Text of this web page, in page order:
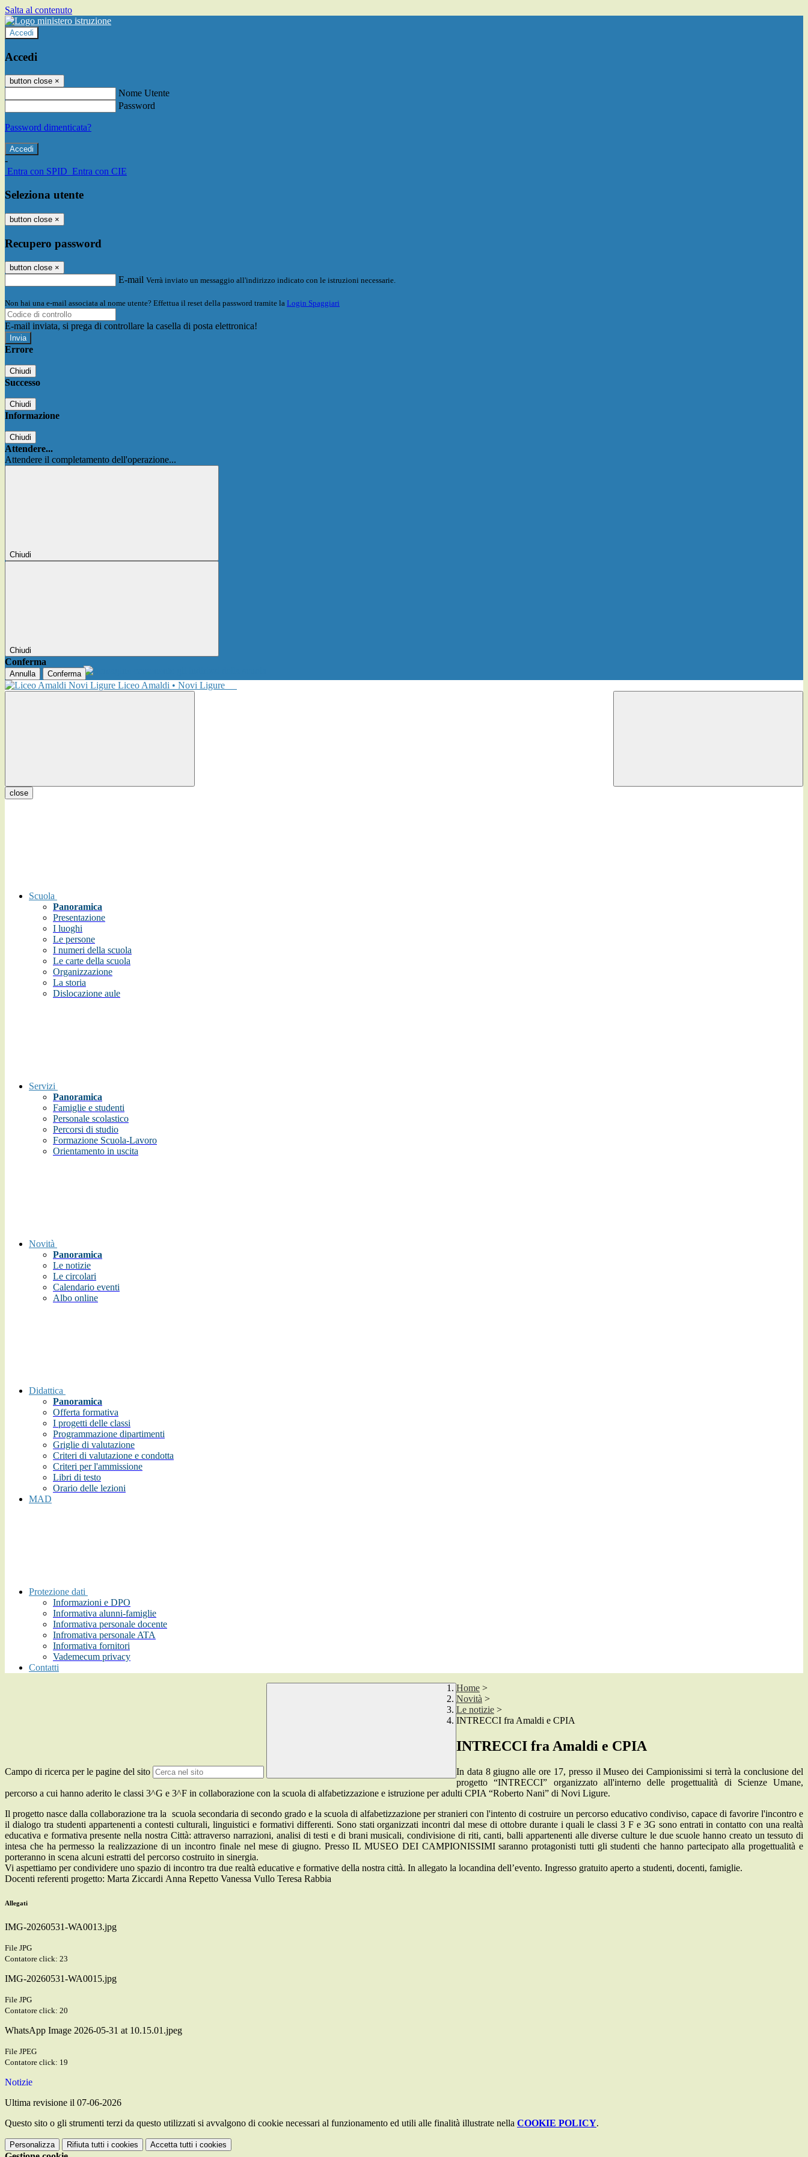
Salta al contenuto
Accedi
Accedi
button close ×
Nome Utente
Password
Password dimenticata?
-
Entra con SPID Entra con CIE
Seleziona utente
button close ×
Recupero password
button close ×
E-mail Verrà inviato un messaggio all'indirizzo indicato con le istruzioni necessarie.
Non hai una e-mail associata al nome utente? Effettua il reset della password tramite la Login Spaggiari
E-mail inviata, si prega di controllare la casella di posta elettronica!
Errore
Chiudi
Successo
Chiudi
Informazione
Chiudi
Attendere...
Attendere il completamento dell'operazione...
Chiudi
Chiudi
Conferma
Annulla Conferma
Liceo Amaldi • Novi Ligure
close
Scuola
Panoramica
Presentazione
I luoghi
Le persone
I numeri della scuola
Le carte della scuola
Organizzazione
La storia
Dislocazione aule
Servizi
Panoramica
Famiglie e studenti
Personale scolastico
Percorsi di studio
Formazione Scuola-Lavoro
Orientamento in uscita
Novità
Panoramica
Le notizie
Le circolari
Calendario eventi
Albo online
Didattica
Panoramica
Offerta formativa
I progetti delle classi
Programmazione dipartimenti
Griglie di valutazione
Criteri di valutazione e condotta
Criteri per l'ammissione
Libri di testo
Orario delle lezioni
MAD
Protezione dati
Informazioni e DPO
Informativa alunni-famiglie
Informativa personale docente
Infromativa personale ATA
Informativa fornitori
Vademecum privacy
Contatti
Campo di ricerca per le pagine del sito
Home >
Novità >
Le notizie >
INTRECCI fra Amaldi e CPIA
INTRECCI fra Amaldi e CPIA
In data 8 giugno alle ore 17, presso il Museo dei Campionissimi si terrà la conclusione del
progetto “INTRECCI” organizzato all'interno delle progettualità di Scienze Umane,
percorso a cui hanno aderito le classi 3^G e 3^F in collaborazione con la scuola di alfabetizzazione e istruzione per adulti CPIA “Roberto Nani” di Novi Ligure.
Il progetto nasce dalla collaborazione tra la scuola secondaria di secondo grado e la scuola di alfabetizzazione per stranieri con l'intento di costruire un percorso educativo condiviso, capace di favorire l'incontro e
il dialogo tra studenti appartenenti a contesti culturali, linguistici e formativi differenti. Sono stati organizzati incontri dal mese di ottobre durante i quali le classi 3 F e 3G sono entrati in contatto con una realtà
educativa e formativa presente nella nostra Città: attraverso narrazioni, analisi di testi e di brani musicali, condivisione di riti, canti, balli appartenenti alle diverse culture le due scuole hanno creato un tessuto di
intesa che ha permesso la realizzazione di un incontro finale nel mese di giugno. Presso IL MUSEO DEI CAMPIONISSIMI saranno protagonisti tutti gli studenti che hanno partecipato alla progettualità e
porteranno in scena alcuni estratti del percorso costruito in sinergia.
Vi aspettiamo per condividere uno spazio di incontro tra due realtà educative e formative della nostra città. In allegato la locandina dell’evento. Ingresso gratuito aperto a studenti, docenti, famiglie.
Docenti referenti progetto: Marta Ziccardi Anna Repetto Vanessa Vullo Teresa Rabbia
Allegati
IMG-20260531-WA0013.jpg
File JPG
Contatore click: 23
IMG-20260531-WA0015.jpg
File JPG
Contatore click: 20
WhatsApp Image 2026-05-31 at 10.15.01.jpeg
File JPEG
Contatore click: 19
Notizie
Ultima revisione il 07-06-2026
Questo sito o gli strumenti terzi da questo utilizzati si avvalgono di cookie necessari al funzionamento ed utili alle finalità illustrate nella COOKIE POLICY.
Personalizza Rifiuta tutti i cookies Accetta tutti i cookies